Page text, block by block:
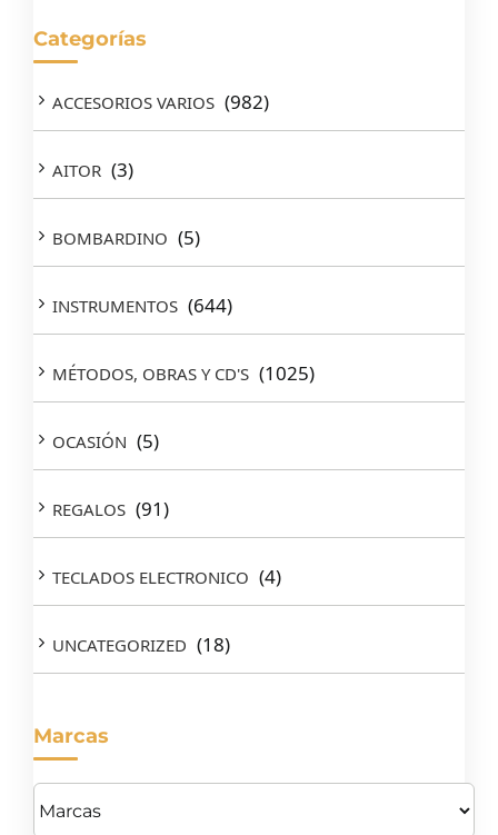
Categorías
ACCESORIOS VARIOS (982)
AITOR (3)
BOMBARDINO (5)
INSTRUMENTOS (644)
MÉTODOS, OBRAS Y CD'S (1025)
OCASIÓN (5)
REGALOS (91)
TECLADOS ELECTRONICO (4)
UNCATEGORIZED (18)
Marcas